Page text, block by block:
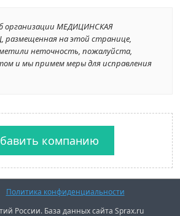
организации МЕДИЦИНСКАЯ
на этой странице,
неточность, пожалуйста,
и мы примем меры для исправления
компанию
Политика конфиденциальности
России. База данных сайта Sprax.ru